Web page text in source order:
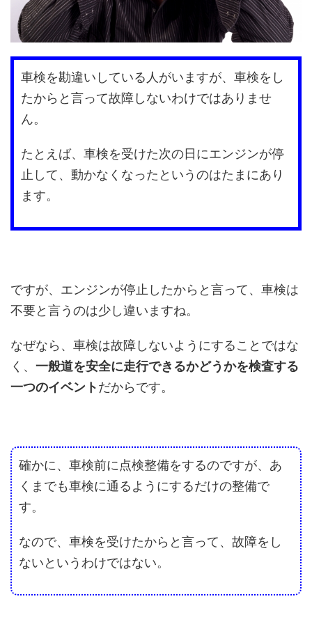
車検を勘違いしている人がいますが、車検をし
たからと言って故障しないわけではありませ
ん。
たとえば、車検を受けた次の日にエンジンが停
止して、動かなくなったというのはたまにあり
ます。
ですが、エンジンが停止したからと言って、車検は
不要と言うのは少し違いますね。
なぜなら、車検は故障しないようにすることではな
く、 一般道を安全に走行できるかどうかを検査する
一つのイベントだからです。
確かに、車検前に点検整備をするのですが、あ
くまでも車検に通るようにするだけの整備で
す。
なので、車検を受けたからと言って、故障をし
ないというわけではない。